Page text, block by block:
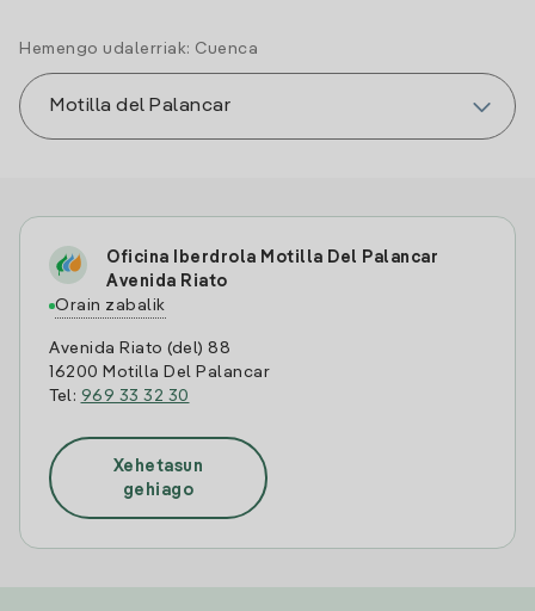
Hemengo udalerriak: Cuenca
Oficina Iberdrola Motilla Del Palancar
Avenida Riato
Orain zabalik
Avenida Riato (del) 88
16200 Motilla Del Palancar
Tel: 969 33 32 30
Xehetasun
gehiago